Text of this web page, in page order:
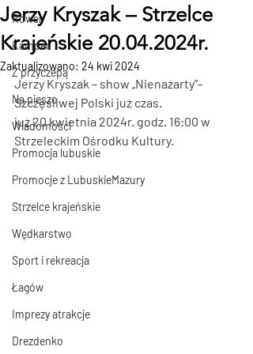
Rower
Kamper
Z przyczepą
Na pieszo
Wiadomości
Promocja lubuskie
Promocje z LubuskieMazury
Strzelce krajeńskie
Wędkarstwo
Sport i rekreacja
Łagów
Imprezy atrakcje
Drezdenko
Jerzy Kryszak – Strzelce
Krajeńskie 20.04.2024r.
Zaktualizowano: 24 kwi 2024
Jerzy Kryszak – show „Nienażarty”-
Szczęśliwej Polski już czas.
już 20 kwietnia 2024r. godz. 16:00 w
Strzeleckim Ośrodku Kultury.